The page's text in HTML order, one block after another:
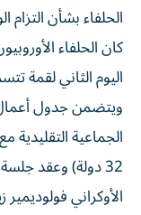
الحلفاء بشأن
كان الحلفاء
اليوم الثاني لقمة
ويتضمن جدول أعمال
الجماعية التقليدية
32 دولة) وعقد
الأوكراني